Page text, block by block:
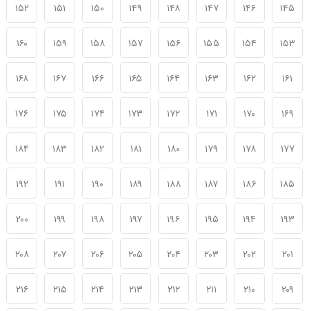
۱۴۵ ۱۴۶ ۱۴۷ ۱۴۸ ۱۴۹ ۱۵۰ ۱۵۱ ۱۵۲
۱۵۳ ۱۵۴ ۱۵۵ ۱۵۶ ۱۵۷ ۱۵۸ ۱۵۹ ۱۶۰
۱۶۱ ۱۶۲ ۱۶۳ ۱۶۴ ۱۶۵ ۱۶۶ ۱۶۷ ۱۶۸
۱۶۹ ۱۷۰ ۱۷۱ ۱۷۲ ۱۷۳ ۱۷۴ ۱۷۵ ۱۷۶
۱۷۷ ۱۷۸ ۱۷۹ ۱۸۰ ۱۸۱ ۱۸۲ ۱۸۳ ۱۸۴
۱۸۵ ۱۸۶ ۱۸۷ ۱۸۸ ۱۸۹ ۱۹۰ ۱۹۱ ۱۹۲
۱۹۳ ۱۹۴ ۱۹۵ ۱۹۶ ۱۹۷ ۱۹۸ ۱۹۹ ۲۰۰
۲۰۱ ۲۰۲ ۲۰۳ ۲۰۴ ۲۰۵ ۲۰۶ ۲۰۷ ۲۰۸
۲۰۹ ۲۱۰ ۲۱۱ ۲۱۲ ۲۱۳ ۲۱۴ ۲۱۵ ۲۱۶